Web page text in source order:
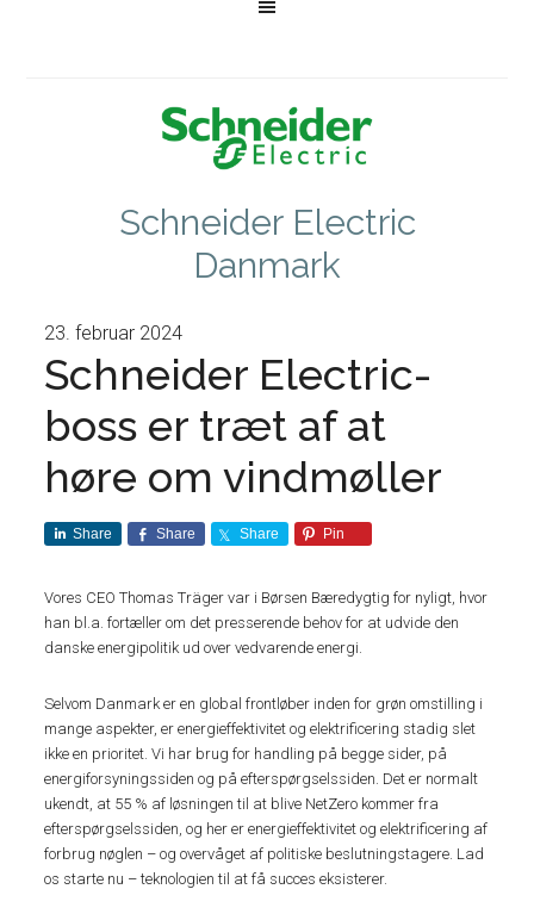
Schneider Electric
Danmark
23. februar 2024
Schneider Electric-
boss er træt af at
høre om vindmøller
Share Share Share Pin
Vores CEO Thomas Träger var i Børsen Bæredygtig for nyligt, hvor
han bl.a. fortæller om det presserende behov for at udvide den
danske energipolitik ud over vedvarende energi.
Selvom Danmark er en global frontløber inden for grøn omstilling i
mange aspekter, er energieffektivitet og elektrificering stadig slet
ikke en prioritet. Vi har brug for handling på begge sider, på
energiforsyningssiden og på efterspørgselssiden. Det er normalt
ukendt, at 55 % af løsningen til at blive NetZero kommer fra
efterspørgselssiden, og her er energieffektivitet og elektrificering af
forbrug nøglen – og overvåget af politiske beslutningstagere. Lad
os starte nu – teknologien til at få succes eksisterer.